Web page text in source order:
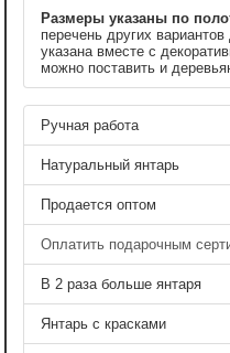
Размеры указаны по
перечень других
указана вместе с
можно поставить и
Ручная работа
Натуральный янтарь
Продается оптом
Оплатить подарочным
В 2 раза больше янтаря
Янтарь с красками